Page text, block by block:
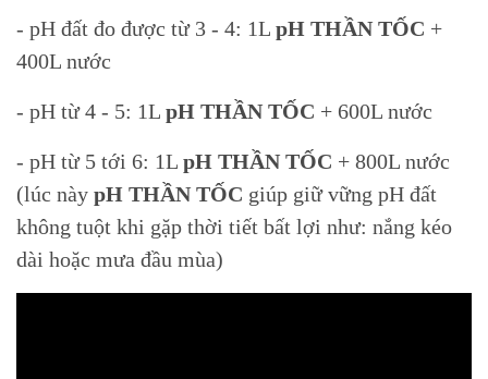
- pH đất đo được từ 3 - 4: 1L pH THẦN TỐC +
400L nước
- pH từ 4 - 5: 1L pH THẦN TỐC + 600L nước
- pH từ 5 tới 6: 1L pH THẦN TỐC + 800L nước
(lúc này pH THẦN TỐC giúp giữ vững pH đất
không tuột khi gặp thời tiết bất lợi như: nắng kéo
dài hoặc mưa đầu mùa)